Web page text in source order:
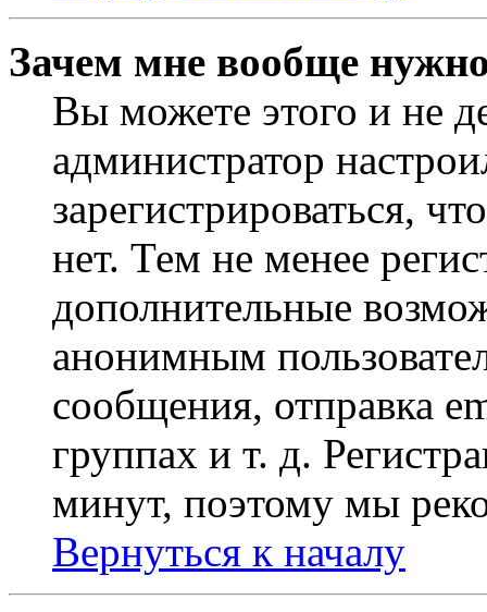
Зачем мне вообще
Вы можете этого и не
администратор
зарегистрироваться,
нет. Тем не менее
дополнительные
анонимным
сообщения, отправка
группах и т. д.
минут, поэтому мы
Вернуться к началу